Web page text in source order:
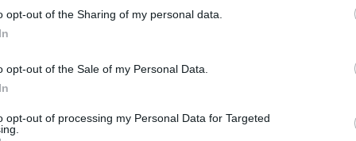
opt-out of the Sharing of my personal data.
opt-out of the Sale of my Personal Data.
opt-out of processing my Personal Data for Targeted